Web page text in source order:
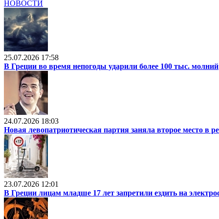
НОВОСТИ
25.07.2026 17:58
В Греции во время непогоды ударили более 100 тыс. молний
24.07.2026 18:03
Новая левопатриотическая партия заняла второе место в
23.07.2026 12:01
В Греции лицам младше 17 лет запретили ездить на